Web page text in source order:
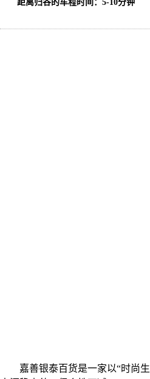
距离归谷的车程时间：5-10分钟
嘉善银泰百货是一家以“时尚